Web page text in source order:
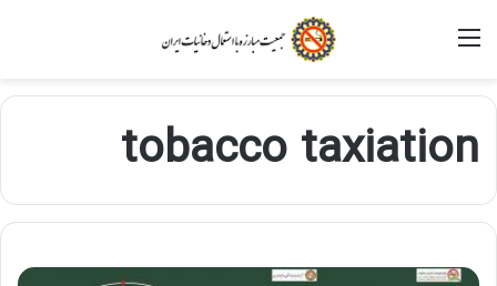
tobacco taxiation